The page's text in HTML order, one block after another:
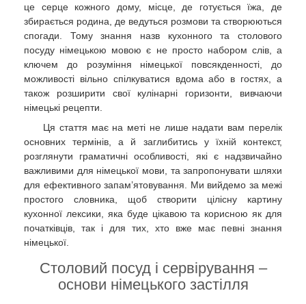
це серце кожного дому, місце, де готується їжа, де
збирається родина, де ведуться розмови та створюються
спогади. Тому знання назв кухонного та столового
посуду німецькою мовою є не просто набором слів, а
ключем до розуміння німецької повсякденності, до
можливості вільно спілкуватися вдома або в гостях, а
також розширити свої кулінарні горизонти, вивчаючи
німецькі рецепти.
Ця стаття має на меті не лише надати вам перелік
основних термінів, а й заглибитись у їхній контекст,
розглянути граматичні особливості, які є надзвичайно
важливими для німецької мови, та запропонувати шляхи
для ефективного запам’ятовування. Ми вийдемо за межі
простого словника, щоб створити цілісну картину
кухонної лексики, яка буде цікавою та корисною як для
початківців, так і для тих, хто вже має певні знання
німецької.
Столовий посуд і сервірування –
основи німецького застілля